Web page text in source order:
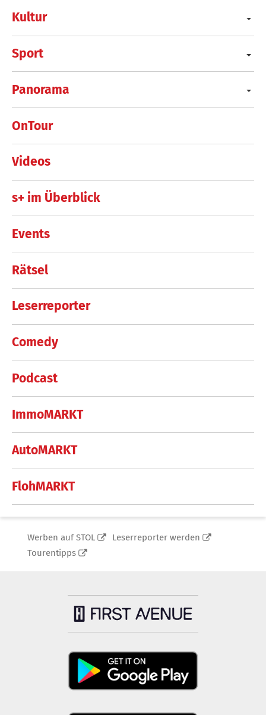
Kultur
Sport
Panorama
OnTour
Videos
s+ im Überblick
Events
Rätsel
Leserreporter
Comedy
Podcast
ImmoMARKT
AutoMARKT
FlohMARKT
Werben auf STOL
Leserreporter werden
Tourentipps